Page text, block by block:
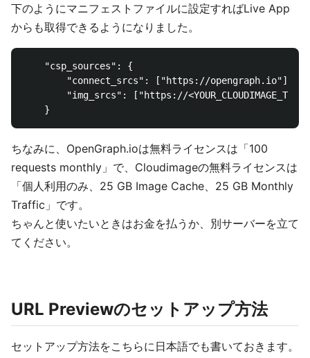
下のようにマニフェストファイルに設定すればLive App
からも取得できるようになりました。
    "csp_sources": {
        "connect_srcs": ["https://opengraph.io"],
"img_srcs": ["https://
ちなみに、OpenGraph.ioは無料ライセンスは「100
requests monthly」で、Cloudimageの無料ライセンスは
「個人利用のみ、25 GB Image Cache、25 GB Monthly
Traffic」です。
ちゃんと使いたいときはお金を払うか、別サーバーを立て
てください。
URL Previewのセットアップ方法
セットアップ方法をこちらに日本語でも書いておきます。